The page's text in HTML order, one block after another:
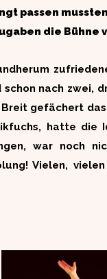
passen
die Bühne
nach zwei,
Breit gefächert
hatte die
war noch
Vielen,